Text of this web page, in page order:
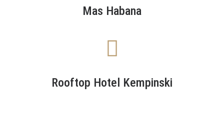
Mas Habana
Rooftop Hotel Kempinski